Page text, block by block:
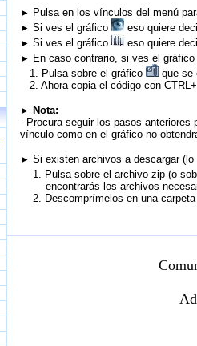
► Pulsa en los vínculos del menú
► Si ves el gráfico eso quiere
► Si ves el gráfico eso quiere
► En caso contrario, si ves el gráfico
1. Pulsa sobre el gráfico
que se
2. Ahora copia el código con
► Nota:
- Procura seguir los pasos
vínculo como en el gráfico no
► Si existen archivos a descargar
1. Pulsa sobre el archivo zip (o
encontrarás los archivos
2. Descomprímelos en una